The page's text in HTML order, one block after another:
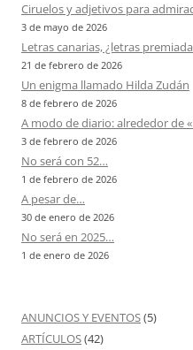
Ciruelos y adjetivos para
3 de mayo de 2026
Letras canarias, ¿letras
21 de febrero de 2026
Un enigma llamado Hilda Zudán
8 de febrero de 2026
A modo de diario: alrededor de
3 de febrero de 2026
No será con 52…
1 de febrero de 2026
A pesar de…
30 de enero de 2026
No será en 2025…
1 de enero de 2026
ANUNCIOS Y EVENTOS(5)
ARTÍCULOS(42)